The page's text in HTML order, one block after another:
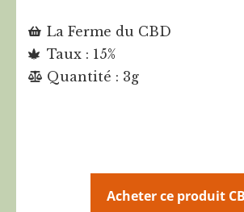
La Ferme du CBD
Taux : 15%
Quantité : 3g
Acheter ce produit